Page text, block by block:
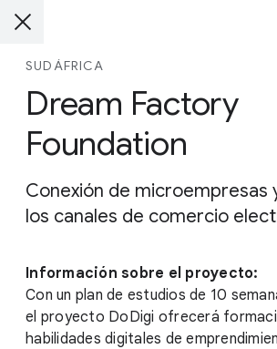
SUDÁFRICA
Dream Factory
Foundation
Conexión de microempresas
los canales de comercio
Información sobre el proyecto:
Con un plan de estudios de 10
el proyecto DoDigi ofrecerá
habilidades digitales de